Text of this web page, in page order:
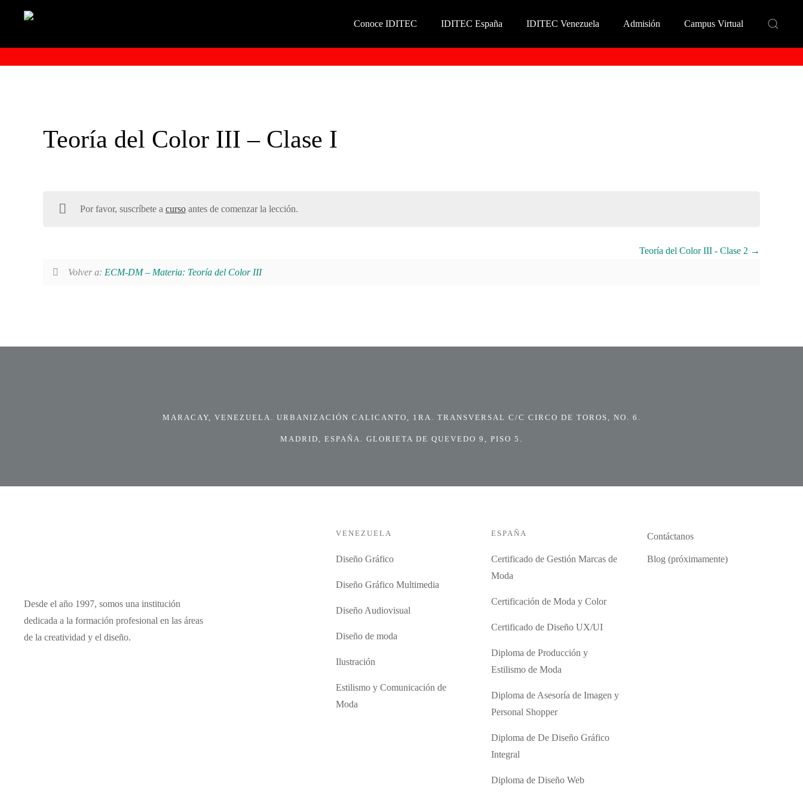
Conoce IDITEC IDITEC España IDITEC Venezuela Admisión Campus Virtual
Teoría del Color III – Clase I
Por favor, suscríbete a cursoantes de comenzar la lección.
Teoría del Color III - Clase 2
Volver a: ECM-DM – Materia: Teoría del Color III
MARACAY, VENEZUELA. URBANIZACIÓN CALICANTO, 1RA. TRANSVERSAL C/C CIRCO DE TOROS, NO. 6.
MADRID, ESPAÑA. GLORIETA DE QUEVEDO 9, PISO 5.
Desde el año 1997, somos una institución
dedicada a la formación profesional en las áreas
de la creatividad y el diseño.
VENEZUELA
Diseño Gráfico
Diseño Gráfico Multimedia
Diseño Audiovisual
Diseño de moda
Ilustración
Estilismo y Comunicación de
Moda
ESPAÑA
Certificado de Gestión Marcas de
Moda
Certificación de Moda y Color
Certificado de Diseño UX/UI
Diploma de Producción y
Estilismo de Moda
Diploma de Asesoría de Imagen y
Personal Shopper
Diploma de De Diseño Gráfico
Integral
Diploma de Diseño Web
Contáctanos
Blog (próximamente)